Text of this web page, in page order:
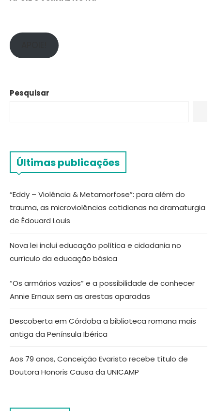
Pesquisar
Últimas publicações
“Eddy – Violência & Metamorfose”: para além do
trauma, as microviolências cotidianas na dramaturgia
de Édouard Louis
Nova lei inclui educação política e cidadania no
currículo da educação básica
“Os armários vazios” e a possibilidade de conhecer
Annie Ernaux sem as arestas aparadas
Descoberta em Córdoba a biblioteca romana mais
antiga da Península Ibérica
Aos 79 anos, Conceição Evaristo recebe título de
Doutora Honoris Causa da UNICAMP